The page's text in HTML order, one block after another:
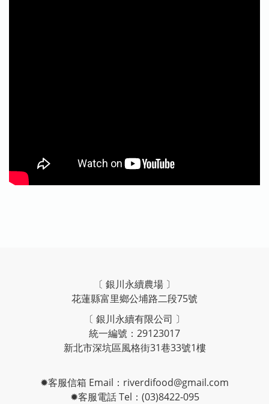
〔 銀川永續農場 〕
花蓮縣富里鄉公埔路二段75號
〔 銀川永續有限公司 〕
統一編號：29123017
新北市深坑區風格街31巷33號1樓
✹客服信箱 Email：riverdifood@gmail.com
✹客服電話 Tel：(03)8422-095